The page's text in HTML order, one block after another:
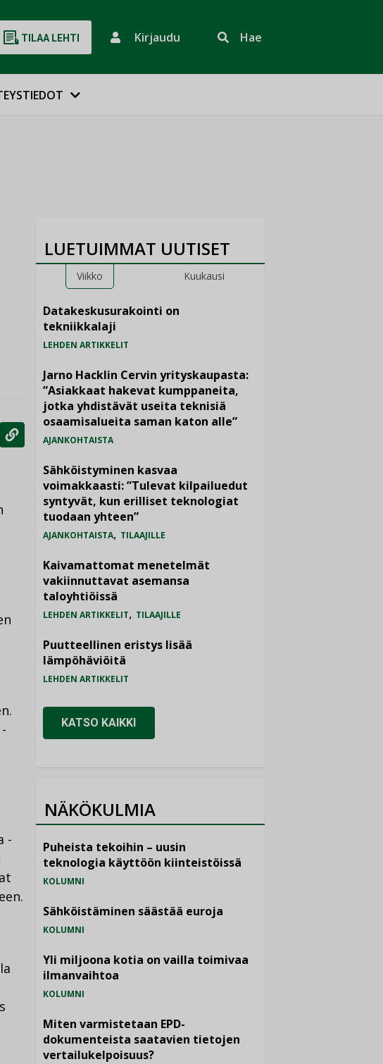
TILAA LEHTI Kirjaudu Hae
LINKKI
-
LUETUIMMAT UUTISET
Viikko Kuukausi
Datakeskusurakointi on
tekniikkalaji
LEHDEN ARTIKKELIT
Jarno Hacklin Cervin yrityskaupasta:
”Asiakkaat hakevat kumppaneita,
jotka yhdistävät useita teknisiä
osaamisalueita saman katon alle”
AJANKOHTAISTA
Sähköistyminen kasvaa
voimakkaasti: ”Tulevat kilpailuedut
syntyvät, kun erilliset teknologiat
tuodaan yhteen”
AJANKOHTAISTA, TILAAJILLE
Kaivamattomat menetelmät
vakiinnuttavat asemansa
taloyhtiöissä
LEHDEN ARTIKKELIT, TILAAJILLE
Puutteellinen eristys lisää
lämpöhäviöitä
LEHDEN ARTIKKELIT
KATSO KAIKKI
NÄKÖKULMIA
Puheista tekoihin – uusin
teknologia käyttöön kiinteistöissä
KOLUMNI
Sähköistäminen säästää euroja
KOLUMNI
Yli miljoona kotia on vailla toimivaa
ilmanvaihtoa
KOLUMNI
Miten varmistetaan EPD-
dokumenteista saatavien tietojen
vertailukelpoisuus?